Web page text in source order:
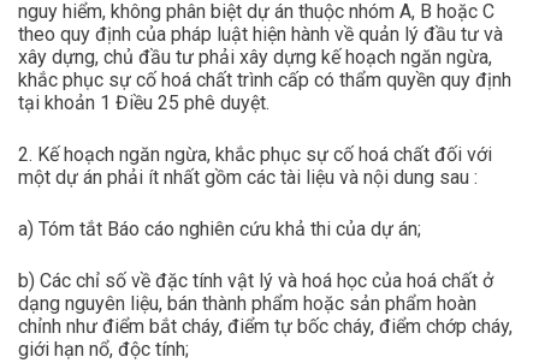
nguy hiểm, không phân biệt dự án thuộc nhóm A, B hoặc C
theo quy định của pháp luật hiện hành về quản lý đầu tư và
xây dựng, chủ đầu tư phải xây dựng kế hoạch ngăn ngừa,
khắc phục sự cố hoá chất trình cấp có thẩm quyền quy định
tại khoản 1 Điều 25 phê duyệt.
2. Kế hoạch ngăn ngừa, khắc phục sự cố hoá chất đối với
một dự án phải ít nhất gồm các tài liệu và nội dung sau :
a) Tóm tắt Báo cáo nghiên cứu khả thi của dự án;
b) Các chỉ số về đặc tính vật lý và hoá học của hoá chất ở
dạng nguyên liệu, bán thành phẩm hoặc sản phẩm hoàn
chỉnh như điểm bắt cháy, điểm tự bốc cháy, điểm chớp cháy,
giới hạn nổ, độc tính;